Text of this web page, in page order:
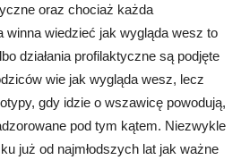
oraz chociaż każda
winna wiedzieć jak wygląda wesz to
działania profilaktyczne są podjęte
wie jak wygląda wesz, lecz
gdy idzie o wszawicę powodują,
pod tym kątem. Niezwykle
już od najmłodszych lat jak ważne